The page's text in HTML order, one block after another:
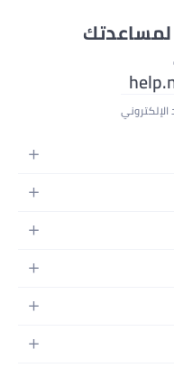
لمساعدتك
الإلكتروني